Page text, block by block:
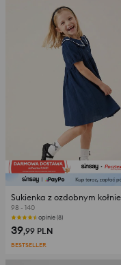
98 - 140
opinie (8)
39,99 PLN
BESTSELLER